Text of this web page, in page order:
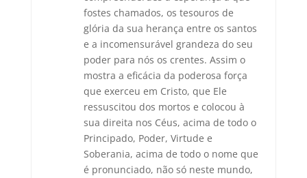
fostes chamados, os tesouros de
glória da sua herança entre os santos
e a incomensurável grandeza do seu
poder para nós os crentes. Assim o
mostra a eficácia da poderosa força
que exerceu em Cristo, que Ele
ressuscitou dos mortos e colocou à
sua direita nos Céus, acima de todo o
Principado, Poder, Virtude e
Soberania, acima de todo o nome que
é pronunciado, não só neste mundo,